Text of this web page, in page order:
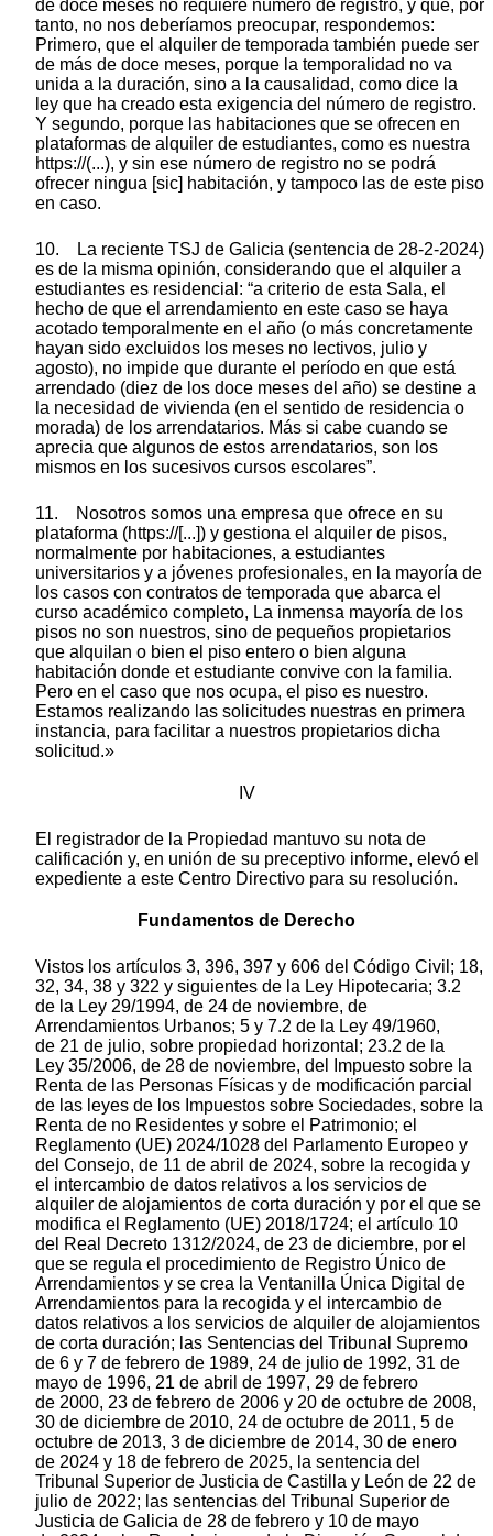
de doce meses no requiere número de registro, y que, por
tanto, no nos deberíamos preocupar, respondemos:
Primero, que el alquiler de temporada también puede ser
de más de doce meses, porque la temporalidad no va
unida a la duración, sino a la causalidad, como dice la
ley que ha creado esta exigencia del número de registro.
Y segundo, porque las habitaciones que se ofrecen en
plataformas de alquiler de estudiantes, como es nuestra
https://(...), y sin ese número de registro no se podrá
ofrecer ningua [sic] habitación, y tampoco las de este piso
en caso.
10. La reciente TSJ de Galicia (sentencia de 28-2-2024)
es de la misma opinión, considerando que el alquiler a
estudiantes es residencial: “a criterio de esta Sala, el
hecho de que el arrendamiento en este caso se haya
acotado temporalmente en el año (o más concretamente
hayan sido excluidos los meses no lectivos, julio y
agosto), no impide que durante el período en que está
arrendado (diez de los doce meses del año) se destine a
la necesidad de vivienda (en el sentido de residencia o
morada) de los arrendatarios. Más si cabe cuando se
aprecia que algunos de estos arrendatarios, son los
mismos en los sucesivos cursos escolares”.
11. Nosotros somos una empresa que ofrece en su
plataforma (https://[...]) y gestiona el alquiler de pisos,
normalmente por habitaciones, a estudiantes
universitarios y a jóvenes profesionales, en la mayoría de
los casos con contratos de temporada que abarca el
curso académico completo, La inmensa mayoría de los
pisos no son nuestros, sino de pequeños propietarios
que alquilan o bien el piso entero o bien alguna
habitación donde et estudiante convive con la familia.
Pero en el caso que nos ocupa, el piso es nuestro.
Estamos realizando las solicitudes nuestras en primera
instancia, para facilitar a nuestros propietarios dicha
solicitud.»
IV
El registrador de la Propiedad mantuvo su nota de
calificación y, en unión de su preceptivo informe, elevó el
expediente a este Centro Directivo para su resolución.
Fundamentos de Derecho
Vistos los artículos 3, 396, 397 y 606 del Código Civil; 18,
32, 34, 38 y 322 y siguientes de la Ley Hipotecaria; 3.2
de la Ley 29/1994, de 24 de noviembre, de
Arrendamientos Urbanos; 5 y 7.2 de la Ley 49/1960,
de 21 de julio, sobre propiedad horizontal; 23.2 de la
Ley 35/2006, de 28 de noviembre, del Impuesto sobre la
Renta de las Personas Físicas y de modificación parcial
de las leyes de los Impuestos sobre Sociedades, sobre la
Renta de no Residentes y sobre el Patrimonio; el
Reglamento (UE) 2024/1028 del Parlamento Europeo y
del Consejo, de 11 de abril de 2024, sobre la recogida y
el intercambio de datos relativos a los servicios de
alquiler de alojamientos de corta duración y por el que se
modifica el Reglamento (UE) 2018/1724; el artículo 10
del Real Decreto 1312/2024, de 23 de diciembre, por el
que se regula el procedimiento de Registro Único de
Arrendamientos y se crea la Ventanilla Única Digital de
Arrendamientos para la recogida y el intercambio de
datos relativos a los servicios de alquiler de alojamientos
de corta duración; las Sentencias del Tribunal Supremo
de 6 y 7 de febrero de 1989, 24 de julio de 1992, 31 de
mayo de 1996, 21 de abril de 1997, 29 de febrero
de 2000, 23 de febrero de 2006 y 20 de octubre de 2008,
30 de diciembre de 2010, 24 de octubre de 2011, 5 de
octubre de 2013, 3 de diciembre de 2014, 30 de enero
de 2024 y 18 de febrero de 2025, la sentencia del
Tribunal Superior de Justicia de Castilla y León de 22 de
julio de 2022; las sentencias del Tribunal Superior de
Justicia de Galicia de 28 de febrero y 10 de mayo